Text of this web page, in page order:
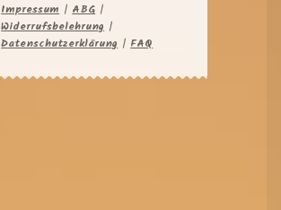
Impressum|ABG|
Widerrufsbelehrung|
Datenschutzerklärung|FAQ